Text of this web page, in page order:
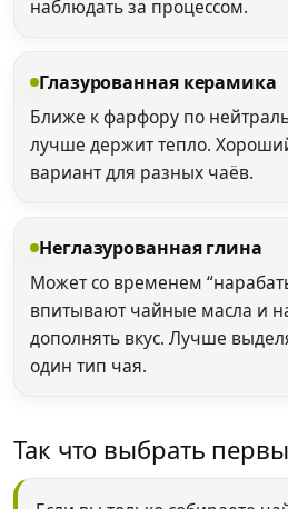
наблюдать за процессом.
Глазурованная керамика
Ближе к фарфору по
лучше держит тепло.
вариант для разных чаёв.
Неглазурованная глина
Может со временем
впитывают чайные масла и
дополнять вкус. Лучше
один тип чая.
Так что выбрать